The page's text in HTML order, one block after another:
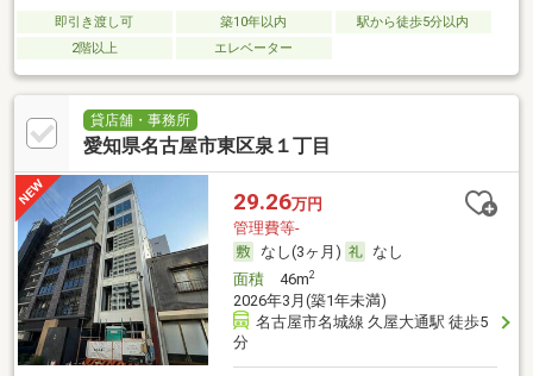
即引き渡し可 築10年以内
駅から徒歩5分以内
2階以上
エレベーター
貸店舗・事務所
愛知県名古屋市東区泉１丁目
29.26万円
管理費等-
なし(3ヶ月)
なし
面積46m2
2026年3月(築1年未満)
名古屋市名城線 久屋大通駅 徒歩5
分